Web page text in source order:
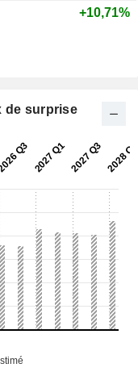
+10,71%
de surprise